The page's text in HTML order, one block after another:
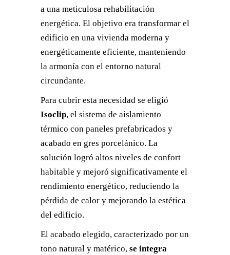
a una meticulosa rehabilitación
energética. El objetivo era transformar el
edificio en una vivienda moderna y
energéticamente eficiente, manteniendo
la armonía con el entorno natural
circundante.
Para cubrir esta necesidad se eligió
Isoclip, el sistema de aislamiento
térmico con paneles prefabricados y
acabado en gres porcelánico. La
solución logró altos niveles de confort
habitable y mejoró significativamente el
rendimiento energético, reduciendo la
pérdida de calor y mejorando la estética
del edificio.
El acabado elegido, caracterizado por un
tono natural y matérico, se integra